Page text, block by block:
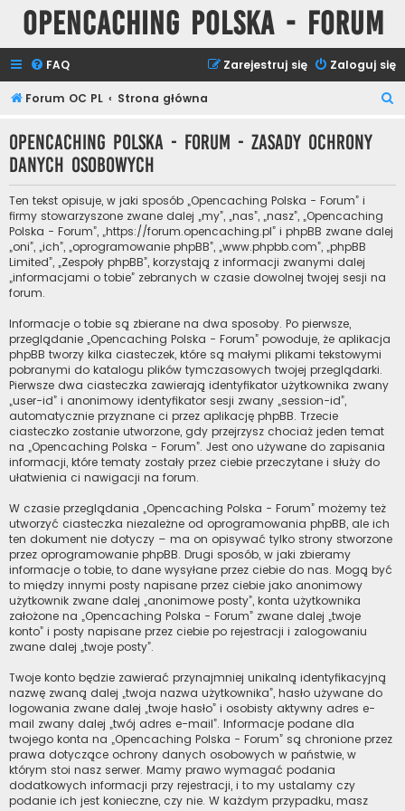
Opencaching Polska - Forum
FAQ Zaloguj się
Zarejestruj się
Forum OC PL Strona główna
Opencaching Polska - Forum - Zasady ochrony
danych osobowych
Ten tekst opisuje, w jaki sposób „Opencaching Polska - Forum” i
firmy stowarzyszone zwane dalej „my”, „nas”, „nasz”, „Opencaching
Polska - Forum”, „https://forum.opencaching.pl” i phpBB zwane dalej
„oni”, „ich”, „oprogramowanie phpBB”, „www.phpbb.com”, „phpBB
Limited”, „Zespoły phpBB”, korzystają z informacji zwanymi dalej
„informacjami o tobie” zebranych w czasie dowolnej twojej sesji na
forum.
Informacje o tobie są zbierane na dwa sposoby. Po pierwsze,
przeglądanie „Opencaching Polska - Forum” powoduje, że aplikacja
phpBB tworzy kilka ciasteczek, które są małymi plikami tekstowymi
pobranymi do katalogu plików tymczasowych twojej przeglądarki.
Pierwsze dwa ciasteczka zawierają identyfikator użytkownika zwany
„user-id” i anonimowy identyfikator sesji zwany „session-id”,
automatycznie przyznane ci przez aplikację phpBB. Trzecie
ciasteczko zostanie utworzone, gdy przejrzysz chociaż jeden temat
na „Opencaching Polska - Forum”. Jest ono używane do zapisania
informacji, które tematy zostały przez ciebie przeczytane i służy do
ułatwienia ci nawigacji na forum.
W czasie przeglądania „Opencaching Polska - Forum” możemy też
utworzyć ciasteczka niezależne od oprogramowania phpBB, ale ich
ten dokument nie dotyczy – ma on opisywać tylko strony stworzone
przez oprogramowanie phpBB. Drugi sposób, w jaki zbieramy
informacje o tobie, to dane wysyłane przez ciebie do nas. Mogą być
to między innymi posty napisane przez ciebie jako anonimowy
użytkownik zwane dalej „anonimowe posty”, konta użytkownika
założone na „Opencaching Polska - Forum” zwane dalej „twoje
konto” i posty napisane przez ciebie po rejestracji i zalogowaniu
zwane dalej „twoje posty”.
Twoje konto będzie zawierać przynajmniej unikalną identyfikacyjną
nazwę zwaną dalej „twoja nazwa użytkownika”, hasło używane do
logowania zwane dalej „twoje hasło” i osobisty aktywny adres e-
mail zwany dalej „twój adres e-mail”. Informacje podane dla
twojego konta na „Opencaching Polska - Forum” są chronione przez
prawa dotyczące ochrony danych osobowych w państwie, w
którym stoi nasz serwer. Mamy prawo wymagać podania
dodatkowych informacji przy rejestracji, i to my ustalamy czy
podanie ich jest konieczne, czy nie. W każdym przypadku, masz